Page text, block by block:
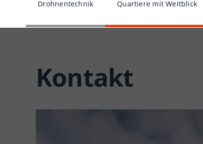
Drohnentechnik Quartiere mit Weitblick
Kontakt